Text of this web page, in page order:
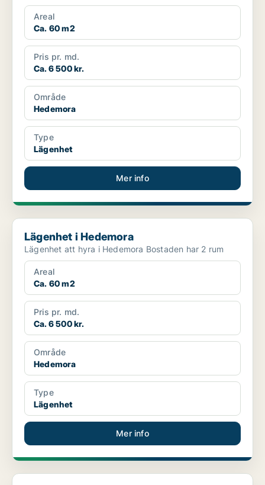
Areal
Ca. 60 m2
Pris pr. md.
Ca. 6 500 kr.
Område
Hedemora
Type
Lägenhet
Mer info
Lägenhet i Hedemora
Lägenhet i Hedemora
Lägenhet att hyra i Hedemora Bostaden har 2 rum
Areal
Ca. 60 m2
Pris pr. md.
Ca. 6 500 kr.
Område
Hedemora
Type
Lägenhet
Mer info
Lägenhet i Hedemora